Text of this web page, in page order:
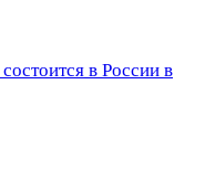
в России в